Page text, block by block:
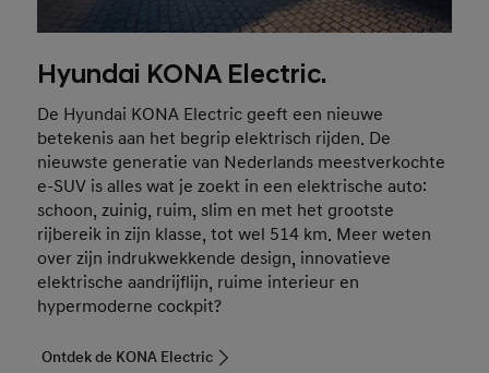
Hyundai KONA Electric.
De Hyundai KONA Electric geeft een nieuwe
betekenis aan het begrip elektrisch rijden. De
nieuwste generatie van Nederlands meestverkochte
e-SUV is alles wat je zoekt in een elektrische auto:
schoon, zuinig, ruim, slim en met het grootste
rijbereik in zijn klasse, tot wel 514 km. Meer weten
over zijn indrukwekkende design, innovatieve
elektrische aandrijflijn, ruime interieur en
hypermoderne cockpit?
Ontdek de KONA Electric